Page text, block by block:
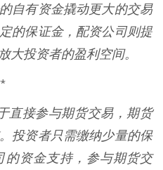
自有资金撬动更大的交易
的保证金，配资公司则提
大投资者的盈利空间。
直接参与期货交易，期货
投资者只需缴纳少量的保
的资金支持，参与期货交